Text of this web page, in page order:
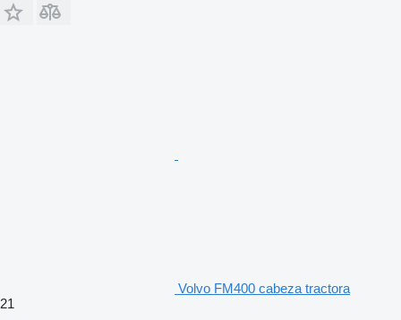
Volvo FM400 cabeza tractora
21